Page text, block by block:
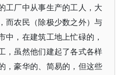
工厂中从事生产的工人，大
而农民（除极少数之外）与
中，在建筑工地上忙碌的，
，虽然他们建起了各式各样
，豪华的、简易的，但这些